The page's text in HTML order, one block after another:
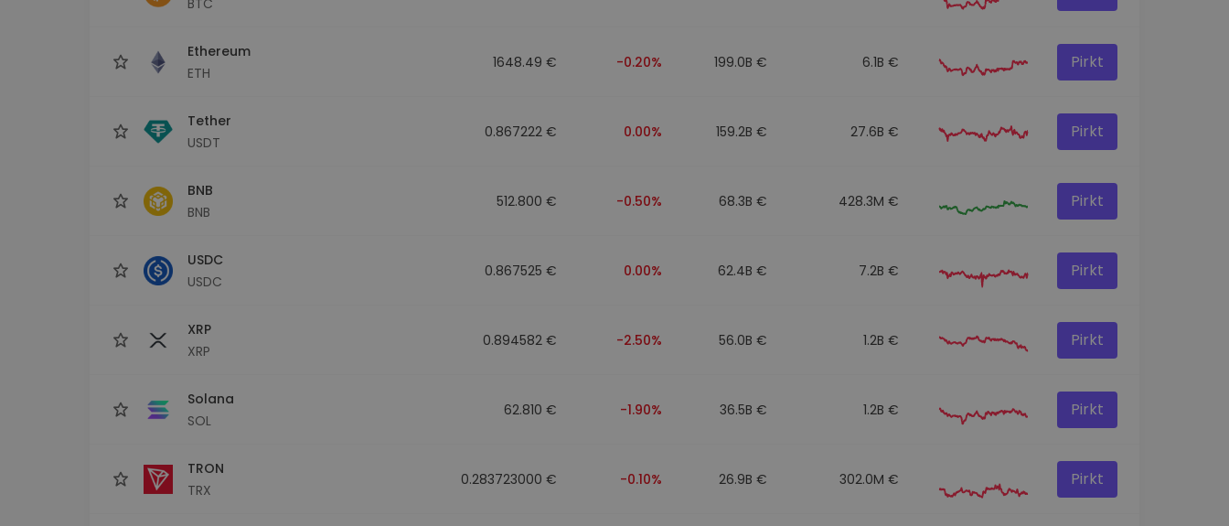
Ethereum
ETH
1648.49 € -0.20% 199.0B € 6.1B € Pirkt
Tether
USDT
0.867222 € 0.00% 159.2B € 27.6B € Pirkt
BNB
BNB
512.800 € -0.50% 68.3B € 428.3M € Pirkt
USDC
USDC
0.867525 € 0.00% 62.4B € 7.2B € Pirkt
XRP
XRP
0.894582 € -2.50% 56.0B € 1.2B € Pirkt
Solana
SOL
62.810 € -1.90% 36.5B € 1.2B € Pirkt
TRON
TRX
0.283723000 € -0.10% 26.9B € 302.0M € Pirkt